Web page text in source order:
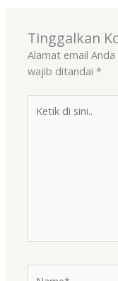
Tinggalkan
Alamat email
wajib ditandai*